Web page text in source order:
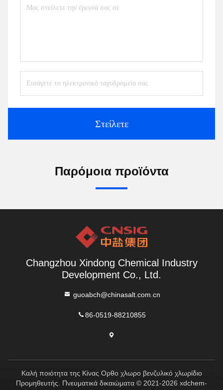
Στείλετε
Παρόμοια προϊόντα
Changzhou Xindong Chemical Industry
Development Co., Ltd.
guoabch@chinasalt.com.cn
86-0519-88210855
Καλή ποιότητα της Κίνας Ορθο χλωρο βενζυλικό χλωρίδιο
Προμηθευτής. Πνευματικά δικαιώματα © 2021-2026 xdchem-